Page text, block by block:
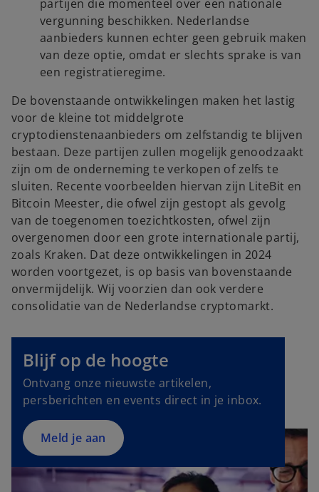
partijen die momenteel over een nationale
vergunning beschikken. Nederlandse
aanbieders kunnen echter geen gebruik maken
van deze optie, omdat er slechts sprake is van
een registratieregime.
De bovenstaande ontwikkelingen maken het lastig
voor de kleine tot middelgrote
cryptodienstenaanbieders om zelfstandig te blijven
bestaan. Deze partijen zullen mogelijk genoodzaakt
zijn om de onderneming te verkopen of zelfs te
sluiten. Recente voorbeelden hiervan zijn LiteBit en
Bitcoin Meester, die ofwel zijn gestopt als gevolg
van de toegenomen toezichtkosten, ofwel zijn
overgenomen door een grote internationale partij,
zoals Kraken. Dat deze ontwikkelingen in 2024
worden voortgezet, is op basis van bovenstaande
onvermijdelijk. Wij voorzien dan ook verdere
consolidatie van de Nederlandse cryptomarkt.
Blijf op de hoogte
Ontvang onze nieuwste artikelen,
persberichten en events direct in je inbox.
Meld je aan
p
n
s
i
n
a
n
e